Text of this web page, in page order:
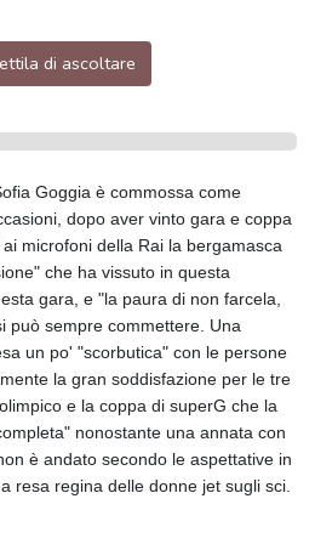
di ascoltare
Goggia è commossa come
dopo aver vinto gara e coppa
microfoni della Rai la bergamasca
che ha vissuto in questa
gara, e "la paura di non farcela,
può sempre commettere. Una
un po' "scorbutica" con le persone
la gran soddisfazione per le tre
e la coppa di superG che la
nonostante una annata con
è andato secondo le aspettative in
resa regina delle donne jet sugli sci.